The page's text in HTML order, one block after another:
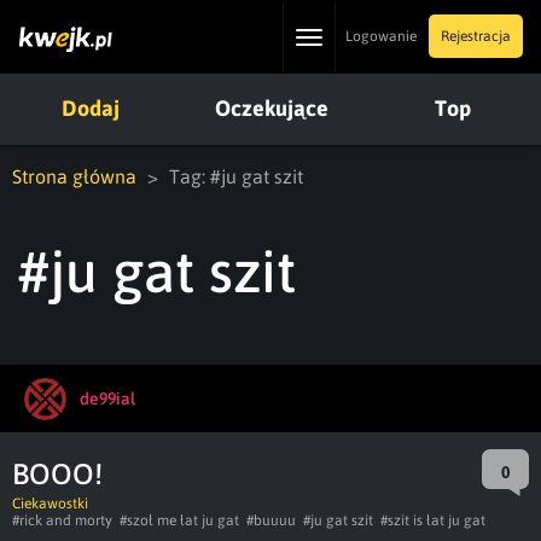
ToggleLogowanie Rejestracja
Dodaj Oczekujące Top
Strona główna Tag: #ju gat szit
#ju gat szit
de99ial
BOOO! 0
Ciekawostki
#rick and morty #szoł me łat ju gat #buuuu #ju gat szit #szit is łat ju gat